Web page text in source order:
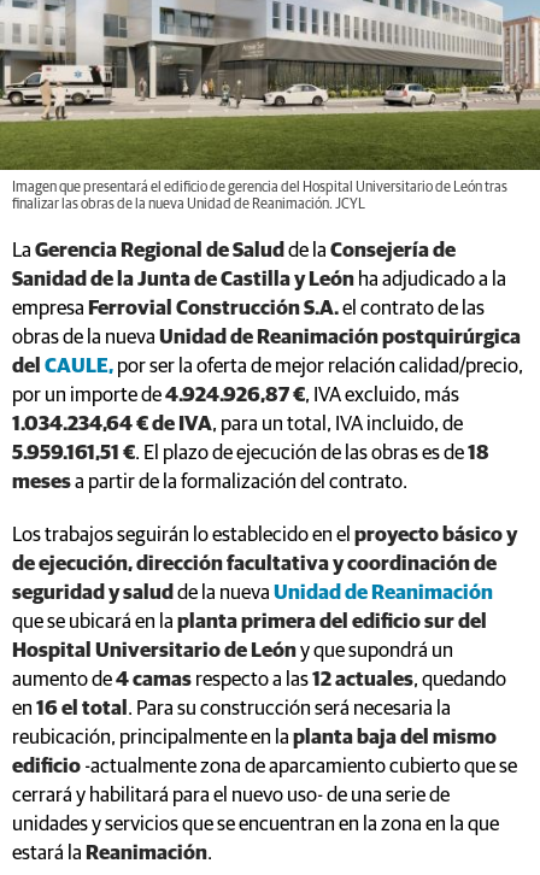
Imagen que presentará el edificio de gerencia del Hospital Universitario de León tras
finalizar las obras de la nueva Unidad de Reanimación. JCYL
La Gerencia Regional de Salud de la Consejería de
Sanidad de la Junta de Castilla y León ha adjudicado a la
empresa Ferrovial Construcción S.A.el contrato de las
obras de la nueva Unidad de Reanimación postquirúrgica
del CAULE, por ser la oferta de mejor relación calidad/precio,
por un importe de4.924.926,87 €, IVA excluido, más
1.034.234,64 € de IVA, para un total, IVA incluido, de
5.959.161,51 €. El plazo de ejecución de las obras es de18
mesesa partir de la formalización del contrato.
Los trabajos seguirán lo establecido en el proyecto básico y
de ejecución, dirección facultativa y coordinación de
seguridad y salud de la nueva Unidad de Reanimación
que se ubicará en la planta primera del edificio sur del
Hospital Universitario de Leóny que supondrá un
aumento de4 camas respecto a las12 actuales, quedando
en 16 el total . Para su construcción será necesaria la
reubicación, principalmente en la planta baja del mismo
edificio -actualmente zona de aparcamiento cubierto que se
cerrará y habilitará para el nuevo uso- de una serie de
unidades y servicios que se encuentran en la zona en la que
estará la Reanimación.